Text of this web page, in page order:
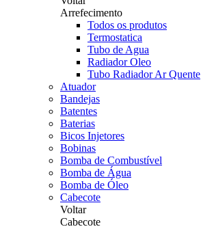
Arrefecimento
Todos os produtos
Termostatica
Tubo de Agua
Radiador Oleo
Tubo Radiador Ar Quente
Atuador
Bandejas
Batentes
Baterias
Bicos Injetores
Bobinas
Bomba de Combustível
Bomba de Água
Bomba de Óleo
Cabecote
Voltar
Cabecote